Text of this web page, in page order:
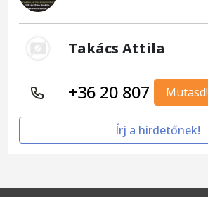
Takács Attila
+36 20 807 Mutasd!
Írj a hirdetőnek!